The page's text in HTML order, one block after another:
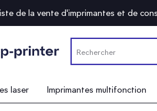
de la vente d'imprimantes et de
laser Imprimantes multifonction